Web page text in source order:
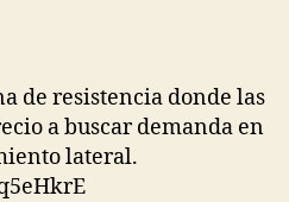
de resistencia donde las
a buscar demanda en
lateral.